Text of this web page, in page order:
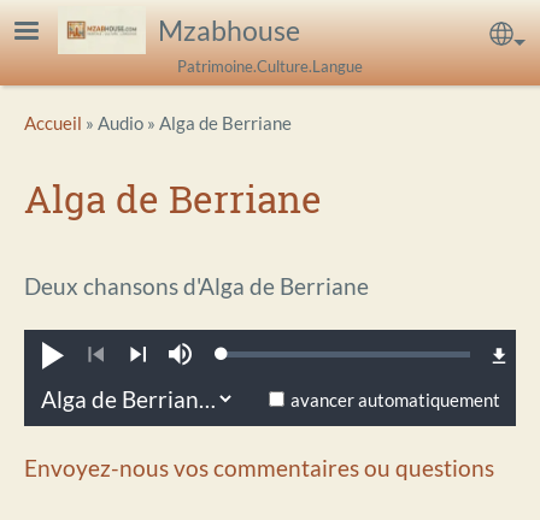
Aller au contenu principal
Mzabhouse
Patrimoine.Culture.Langue
Breadcrumb
Accueil Audio Alga de Berriane
Alga de Berriane
Deux chansons d'Alga de Berriane
Jouer
PrécédentSuivant
SourdineLoaded:
avancer automatiquement
Envoyez-nous vos commentaires ou questions